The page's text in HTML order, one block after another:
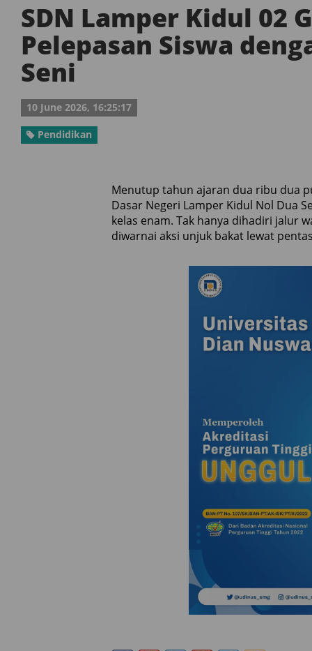
SDN Lamper Kidul 02
Pelepasan Siswa
Seni
10 June 2026, 16:25:17
Pendidikan
Menutup tahun ajaran dua ribu dua
Dasar Negeri Lamper Kidul Nol Dua
kelas enam. Tak hanya dihadiri jalur
diwarnai aksi unjuk bakat lewat